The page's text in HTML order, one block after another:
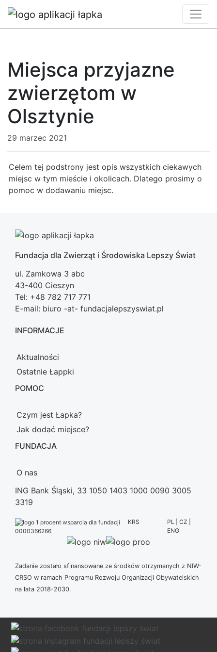
Miejsca przyjazne
zwierzętom w
Olsztynie
29 marzec 2021
Celem tej podstrony jest opis wszystkich ciekawych
miejsc w tym mieście i okolicach. Dlatego prosimy o
pomoc w dodawaniu miejsc.
Fundacja dla Zwierząt i Środowiska Lepszy Świat
ul. Zamkowa 3 abc
43-400 Cieszyn
Tel: +48 782 717 771
E-mail: biuro -at- fundacjalepszyswiat.pl
INFORMACJE
Aktualności
Ostatnie Łappki
POMOC
Czym jest Łapka?
Jak dodać miejsce?
FUNDACJA
O nas
ING Bank Śląski, 33 1050 1403 1000 0090 3005
3319
KRS
0000366266
PL | CZ |
ENG
Zadanie zostało sfinansowane ze środków otrzymanych z NIW-
CRSO w ramach Programu Rozwoju Organizacji Obywatelskich
na lata 2018-2030.